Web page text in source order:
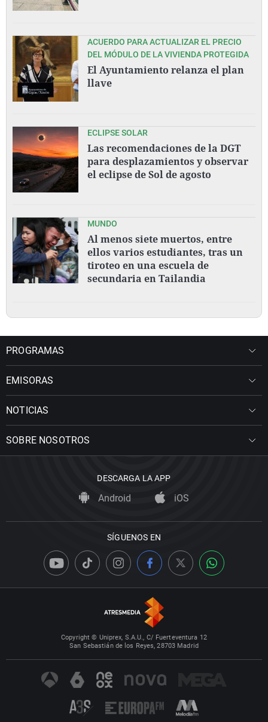
ACUERDO PARA ACTUALIZAR EL PRECIO
DEL MÓDULO DE LA VIVIENDA PROTEGIDA
El Ayuntamiento relanza el plan
llave
ECLIPSE SOLAR
Las recomendaciones de la DGT
para desplazamientos y observar
el eclipse de Sol de agosto
MUNDO
Al menos siete muertos, entre
ellos varios estudiantes, tras un
tiroteo en una escuela de
secundaria en Tailandia
PROGRAMAS
EMISORAS
NOTICIAS
SOBRE NOSOTROS
DESCARGA LA APP
Android iOS
SÍGUENOS EN
Copyright © Uniprex, S.A.U., C/ Fuerteventura 12
San Sebastián de los Reyes, 28703 Madrid